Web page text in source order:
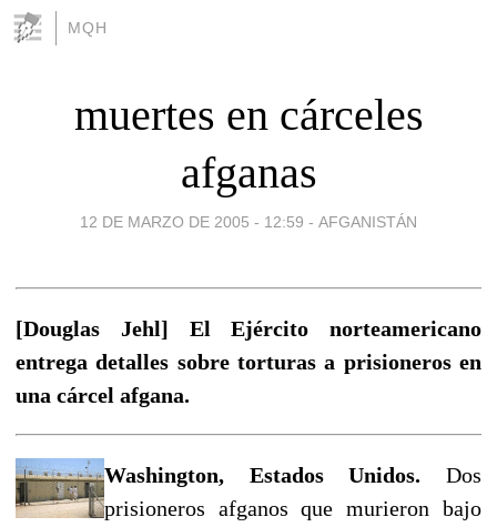
MQH
muertes en cárceles
afganas
12 DE MARZO DE 2005 - 12:59 - AFGANISTÁN
[Douglas Jehl] El Ejército norteamericano
entrega detalles sobre torturas a prisioneros en
una cárcel afgana.
Washington, Estados Unidos. Dos
prisioneros afganos que murieron bajo